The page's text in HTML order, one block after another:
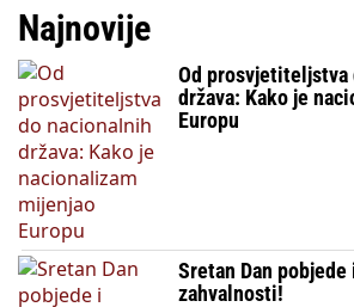
Najnovije
Od prosvjetiteljstva
država: Kako je
Europu
Sretan Dan
zahvalnosti!